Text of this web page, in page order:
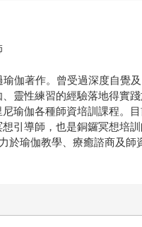
伽著作。曾受過深度自覺
靈性練習的經驗落地得實
瑜伽各種師資培訓課程。
引導師，也是銅鑼冥想培
於瑜伽教學、療癒諮商及師